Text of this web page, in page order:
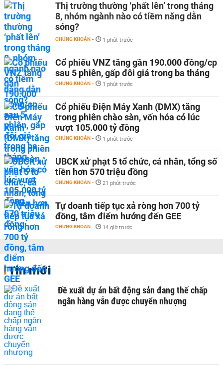
Thị trường thường ‘phất lên’ trong tháng
8, nhóm ngành nào có tiềm năng dẫn
sóng?
CHỨNG KHOÁN - 1 phút trước
Cổ phiếu VNZ tăng gần 190.000 đồng/cp
sau 5 phiên, gấp đôi giá trong ba tháng
CHỨNG KHOÁN - 1 phút trước
Cổ phiếu Điện Máy Xanh (DMX) tăng
trong phiên chào sàn, vốn hóa có lúc
vượt 105.000 tỷ đồng
CHỨNG KHOÁN - 1 phút trước
UBCK xử phạt 5 tổ chức, cá nhân, tổng số
tiền hơn 570 triệu đồng
CHỨNG KHOÁN - 21 phút trước
Tự doanh tiếp tục xả ròng hơn 700 tỷ
đồng, tâm điểm hướng đến GEE
CHỨNG KHOÁN - 14 giờ trước
Tin mới
Đề xuất dự án bất động sản đang thế chấp
ngân hàng vẫn được chuyển nhượng